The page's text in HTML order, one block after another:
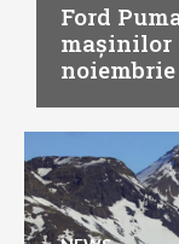
Ford
mașinilor
noiembrie